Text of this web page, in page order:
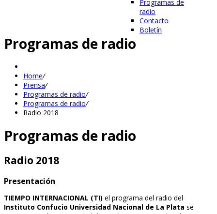
Programas de
radio
Contacto
Boletín
Programas de radio
Home/
Prensa/
Programas de radio/
Programas de radio/
Radio 2018
Programas de radio
Radio 2018
Presentación
TIEMPO INTERNACIONAL (TI) el programa del radio del
Instituto Confucio Universidad Nacional de La Plata se